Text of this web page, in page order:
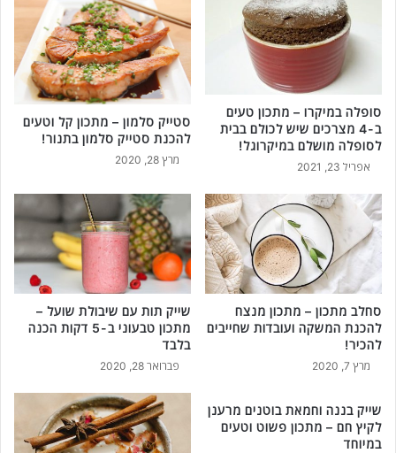
ה
א
מ
ק
א
י
ת
ת
ח
מ
ו
ת
ל
ה
נ
ת
ע
ו
ם
ש
ו
סופלה במיקרו – מתכון טעים
ב-4 מצרכים שיש לכולם בבית
לסופלה מושלם במיקרוגל!
אפריל 23, 2021
סטייק סלמון – מתכון קל וטעים
להכנת סטייק סלמון בתנור!
מרץ 28, 2020
סחלב מתכון – מתכון מנצח
להכנת המשקה ועובדות שחייבים
להכיר!
מרץ 7, 2020
שייק תות עם שיבולת שועל –
מתכון טבעוני ב-5 דקות הכנה
בלבד
פברואר 28, 2020
שייק בננה וחמאת בוטנים מרענן
לקיץ חם – מתכון פשוט וטעים
במיוחד